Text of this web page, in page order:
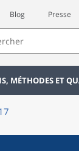
Blog Presse
MÉTHODES ET